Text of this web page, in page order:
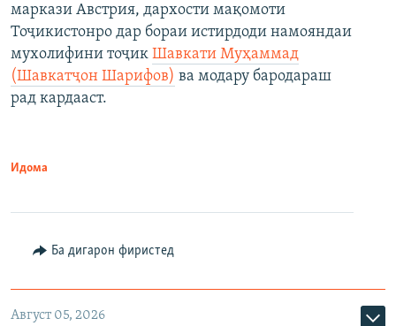
маркази Австрия, дархости мақомоти
Тоҷикистонро дар бораи истирдоди намояндаи
мухолифини тоҷик Шавкати Муҳаммад
(Шавкатҷон Шарифов) ва модару бародараш
рад кардааст.
Идома
Ба дигарон фиристед
Август 05, 2026